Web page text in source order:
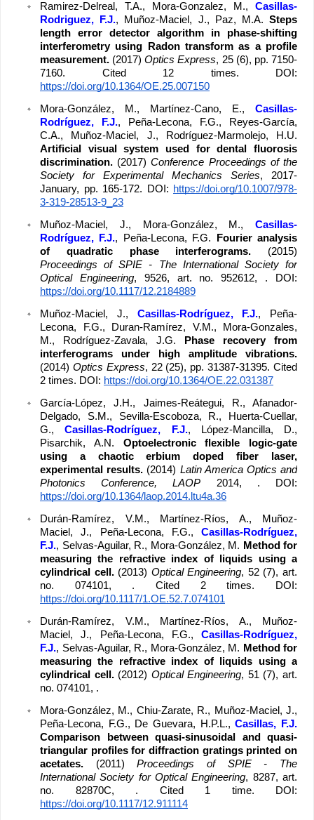
Ramirez-Delreal, T.A., Mora-Gonzalez, M., Casillas-
Rodriguez, F.J., Muñoz-Maciel, J., Paz, M.A. Steps
length error detector algorithm in phase-shifting
interferometry using Radon transform as a profile
measurement. (2017) Optics Express, 25 (6), pp. 7150-
https://doi.org/10.1364/OE.25.007150
Mora-González, M., Martínez-Cano, E., Casillas-
Rodríguez, F.J., Peña-Lecona, F.G., Reyes-García,
Artificial visual system used for dental fluorosis
discrimination. (2017) Conference Proceedings of the
Society for Experimental Mechanics Series, 2017-
January, pp. 165-172. DOI: https://doi.org/10.1007/978-
3-319-28513-9_23
Muñoz-Maciel, J., Mora-González, M., Casillas-
Rodríguez, F.J., Peña-Lecona, F.G.
Fourier analysis
of quadratic phase interferograms.
Proceedings of SPIE - The International Society for
Optical Engineering
https://doi.org/10.1117/12.2184889
Muñoz-Maciel, J., Casillas-Rodríguez, F.J., Peña-
Lecona, F.G., Duran-Ramírez, V.M., Mora-Gonzales,
M., Rodríguez-Zavala, J.G.
Phase recovery from
(2014) Optics Express, 22 (25), pp. 31387-31395. Cited
2 times. DOI: https://doi.org/10.1364/OE.22.031387
García-López, J.H., Jaimes-Reátegui, R., Afanador-
Delgado, S.M., Sevilla-Escoboza, R., Huerta-Cuellar,
G., Casillas-Rodríguez, F.J., López-Mancilla, D.,
Pisarchik, A.N. Optoelectronic flexible logic-gate
using a chaotic erbium doped fiber laser,
experimental results. (2014) Latin America Optics and
Photonics Conference, LAOP
https://doi.org/10.1364/laop.2014.ltu4a.36
Durán-Ramírez, V.M., Martínez-Ríos, A., Muñoz-
Maciel, J., Peña-Lecona, F.G., Casillas-Rodríguez,
F.J., Selvas-Aguilar, R., Mora-González, M. Method for
measuring the refractive index of liquids using a
cylindrical cell. (2013) Optical Engineering, 52 (7), art.
https://doi.org/10.1117/1.OE.52.7.074101
Durán-Ramírez, V.M., Martínez-Ríos, A., Muñoz-
Maciel, J., Peña-Lecona, F.G., Casillas-Rodríguez,
F.J., Selvas-Aguilar, R., Mora-González, M. Method for
measuring the refractive index of liquids using a
cylindrical cell. (2012) Optical Engineering, 51 (7), art.
no. 074101, .
Mora-González, M., Chiu-Zarate, R., Muñoz-Maciel, J.,
Peña-Lecona, F.G., De Guevara, H.P.L.,
Comparison between quasi-sinusoidal and quasi-
triangular profiles for diffraction gratings printed on
acetates. (2011) Proceedings of SPIE - The
International Society for Optical Engineering, 8287, art.
https://doi.org/10.1117/12.911114